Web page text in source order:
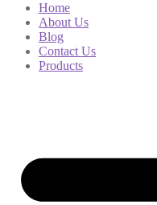
Home
About Us
Blog
Contact Us
Products